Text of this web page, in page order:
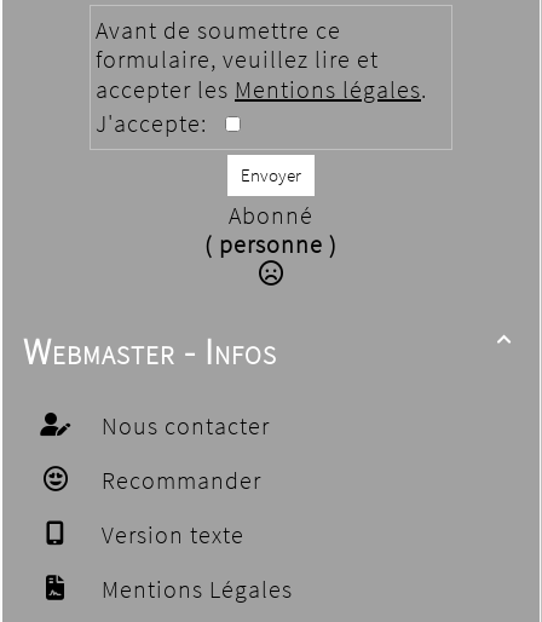
Avant de soumettre ce
formulaire, veuillez lire et
accepter les Mentions légales.
J'accepte:
Envoyer
Abonné
( personne )

Webmaster - Infos
Nous contacter
Recommander
Version texte
Mentions Légales